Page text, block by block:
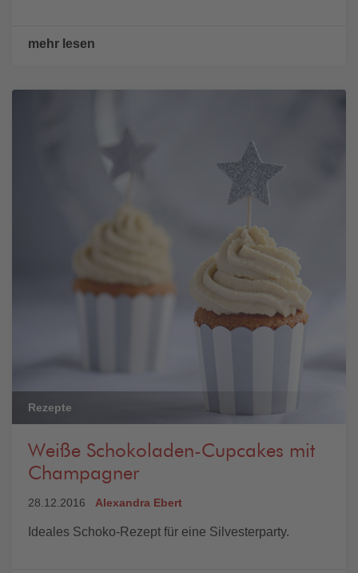
mehr lesen
Rezepte
Weiße Schokoladen-Cupcakes mit
Champagner
28.12.2016 Alexandra Ebert
Ideales Schoko-Rezept für eine Silvesterparty.